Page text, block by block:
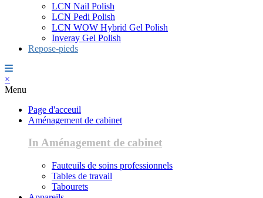
LCN Nail Polish
LCN Pedi Polish
LCN WOW Hybrid Gel Polish
Inveray Gel Polish
Repose-pieds
×
Menu
Page d'acceuil
Aménagement de cabinet
In Aménagement de cabinet
Fauteuils de soins professionnels
Tables de travail
Tabourets